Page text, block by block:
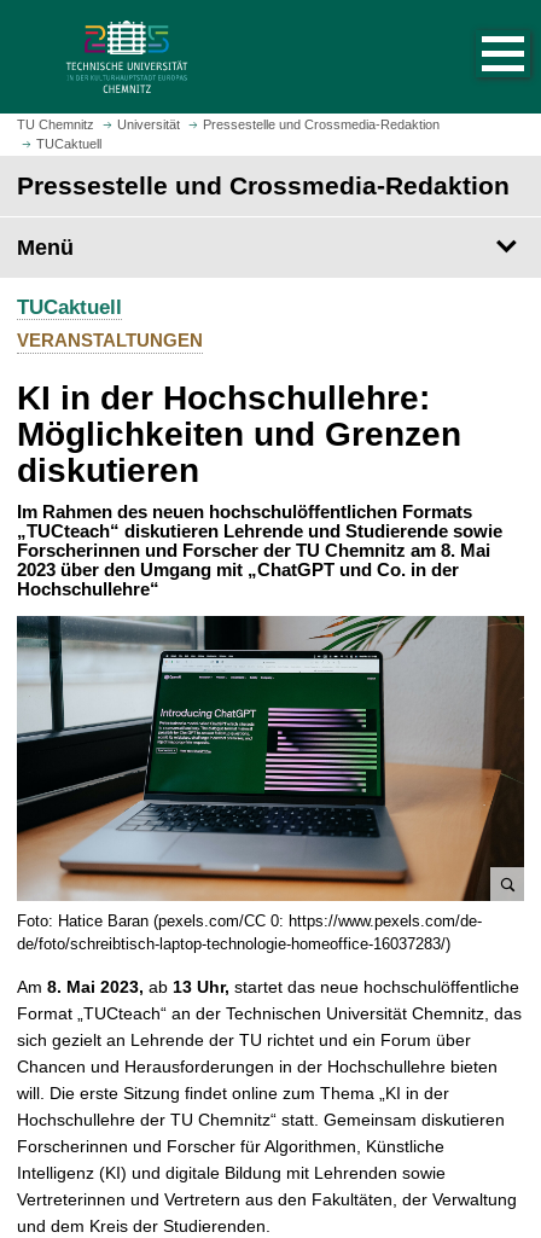
m
H
t
s
i
e
a
u
f
r
u
f
e
n
TU Chemnitz Universität
Pressestelle und Crossmedia-Redaktion
TUCaktuell
Pressestelle und Crossmedia-Redaktion
Menü
TUCaktuell
VERANSTALTUNGEN
KI in der Hochschullehre:
Möglichkeiten und Grenzen
diskutieren
Im Rahmen des neuen hochschulöffentlichen Formats
„TUCteach“ diskutieren Lehrende und Studierende sowie
Forscherinnen und Forscher der TU Chemnitz am 8. Mai
2023 über den Umgang mit „ChatGPT und Co. in der
Hochschullehre“
B
i
d
v
e
r
g
r
ö
ß
e
Foto: Hatice Baran (pexels.com/CC 0: https://www.pexels.com/de-
de/foto/schreibtisch-laptop-technologie-homeoffice-16037283/)
Am 8. Mai 2023, ab 13 Uhr, startet das neue hochschulöffentliche
Format „TUCteach“ an der Technischen Universität Chemnitz, das
sich gezielt an Lehrende der TU richtet und ein Forum über
Chancen und Herausforderungen in der Hochschullehre bieten
will. Die erste Sitzung findet online zum Thema „KI in der
Hochschullehre der TU Chemnitz“ statt. Gemeinsam diskutieren
Forscherinnen und Forscher für Algorithmen, Künstliche
Intelligenz (KI) und digitale Bildung mit Lehrenden sowie
Vertreterinnen und Vertretern aus den Fakultäten, der Verwaltung
und dem Kreis der Studierenden.